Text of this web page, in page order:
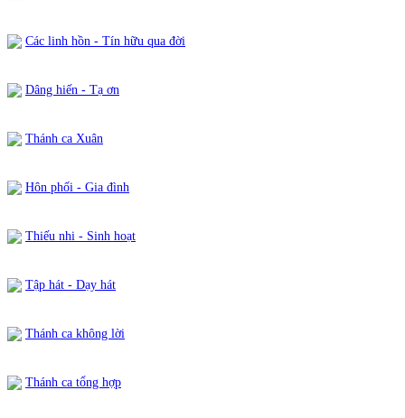
Các linh hồn - Tín hữu qua đời
Dâng hiến - Tạ ơn
Thánh ca Xuân
Hôn phối - Gia đình
Thiếu nhi - Sinh hoạt
Tập hát - Dạy hát
Thánh ca không lời
Thánh ca tổng hợp